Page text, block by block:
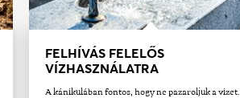
FELHÍVÁS FELELŐS
VÍZHASZNÁLATRA
A kánikulában fontos, hogy ne pazaroljuk a vizet.